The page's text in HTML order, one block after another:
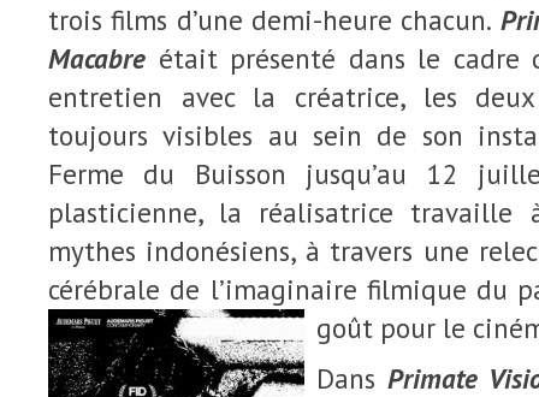
trois films d’une demi-heure chacun.
Macabre était présenté dans le cadre
entretien avec la créatrice, les
toujours visibles au sein de son
Ferme du Buisson jusqu’au 12
plasticienne, la réalisatrice travaille
mythes indonésiens, à travers une
cérébrale de l’imaginaire filmique du
goût pour le
Dans Primate